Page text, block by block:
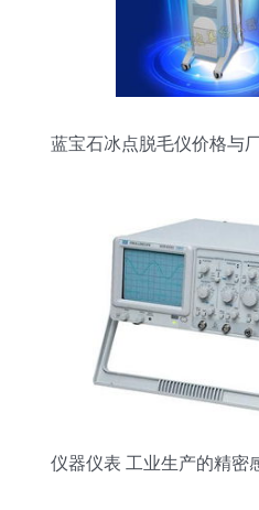
蓝宝石冰点脱毛仪价格与
仪器仪表 工业生产的精密